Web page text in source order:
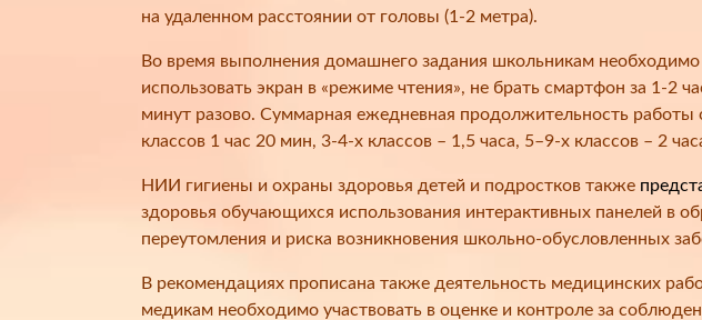
на удаленном расстоянии от головы (1-2 метра).
Во время выполнения домашнего задания школьникам
использовать экран в «режиме чтения», не брать смартфон за 1-
минут разово. Суммарная ежедневная продолжительность
классов 1 час 20 мин, 3-4-х классов – 1,5 часа, 5–9-х классов – 2
НИИ гигиены и охраны здоровья детей и подростков также
здоровья обучающихся использования интерактивных панелей в
переутомления и риска возникновения школьно-обусловленных
В рекомендациях прописана также деятельность медицинских
медикам необходимо участвовать в оценке и контроле за